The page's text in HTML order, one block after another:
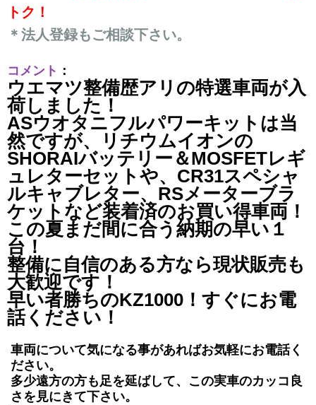
トク！
＊法人登録もご相談下さい。
コメント ：
ウエマツ整備歴アリの特選車両が入
荷しました！
ASウオタニフルパワーキットは当
然ですが、リチウムイオンの
SHORAIバッテリー＆MOSFETレギ
ュレターセットや、CR31スペシャ
ルキャブレター、RSメーターブラ
ケットなど装着済のお買い得車両！
この夏まだ間に合う納期の早い１
台！
整備に自信のある方なら現状販売も
大歓迎です！
早い者勝ちのKZ1000！すぐにお電
話ください！
車両について気になる事があればお気軽にお電話く
ださい。
多少遠方の方も足を延ばして、この実車のカッコ良
さを見にきて下さい。